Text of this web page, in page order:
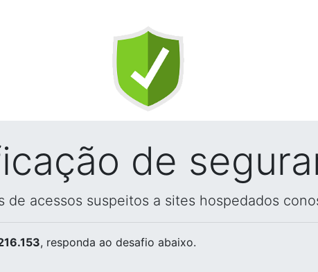
de
de acessos suspeitos a sites hospedados
, responda ao desafio abaixo.